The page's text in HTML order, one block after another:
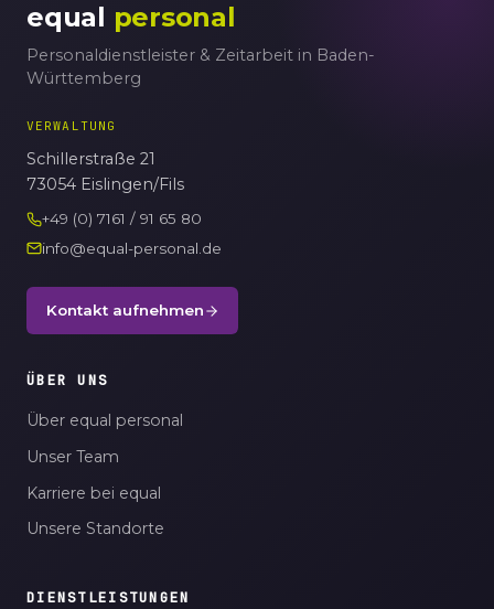
equal personal
Personaldienstleister & Zeitarbeit in Baden-
Württemberg
VERWALTUNG
Schillerstraße 21
73054 Eislingen/Fils
+49 (0) 7161 / 91 65 80
info@equal-personal.de
Kontakt aufnehmen
ÜBER UNS
Über equal personal
Unser Team
Karriere bei equal
Unsere Standorte
DIENSTLEISTUNGEN